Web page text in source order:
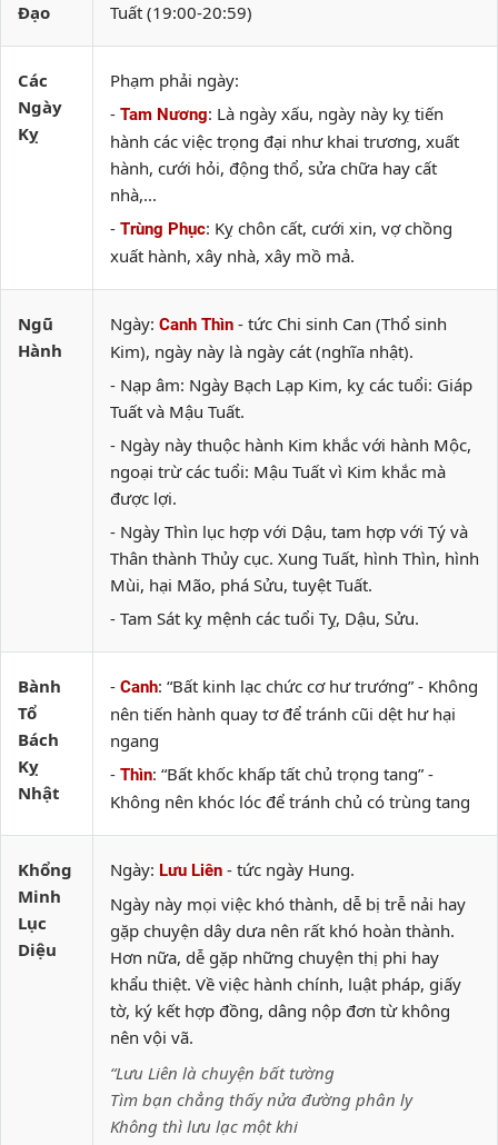
Đạo
Tuất (19:00-20:59)
Các
Ngày
Kỵ
Phạm phải ngày:
- Tam Nương: Là ngày xấu, ngày này kỵ tiến
hành các việc trọng đại như khai trương, xuất
hành, cưới hỏi, động thổ, sửa chữa hay cất
nhà,...
- Trùng Phục: Kỵ chôn cất, cưới xin, vợ chồng
xuất hành, xây nhà, xây mồ mả.
Ngũ
Hành
Ngày: Canh Thìn - tức Chi sinh Can (Thổ sinh
Kim), ngày này là ngày cát (nghĩa nhật).
- Nạp âm: Ngày Bạch Lạp Kim, kỵ các tuổi: Giáp
Tuất và Mậu Tuất.
- Ngày này thuộc hành Kim khắc với hành Mộc,
ngoại trừ các tuổi: Mậu Tuất vì Kim khắc mà
được lợi.
- Ngày Thìn lục hợp với Dậu, tam hợp với Tý và
Thân thành Thủy cục. Xung Tuất, hình Thìn, hình
Mùi, hại Mão, phá Sửu, tuyệt Tuất.
- Tam Sát kỵ mệnh các tuổi Tỵ, Dậu, Sửu.
Bành
Tổ
Bách
Kỵ
Nhật
- Canh: “Bất kinh lạc chức cơ hư trướng” - Không
nên tiến hành quay tơ để tránh cũi dệt hư hại
ngang
- Thìn: “Bất khốc khấp tất chủ trọng tang” -
Không nên khóc lóc để tránh chủ có trùng tang
Khổng
Minh
Lục
Diệu
Ngày: Lưu Liên - tức ngày Hung.
Ngày này mọi việc khó thành, dễ bị trễ nải hay
gặp chuyện dây dưa nên rất khó hoàn thành.
Hơn nữa, dễ gặp những chuyện thị phi hay
khẩu thiệt. Về việc hành chính, luật pháp, giấy
tờ, ký kết hợp đồng, dâng nộp đơn từ không
nên vội vã.
“Lưu Liên là chuyện bất tường
Tìm bạn chẳng thấy nửa đường phân ly
Không thì lưu lạc một khi